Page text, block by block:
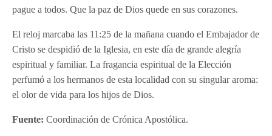
pague a todos. Que la paz de Dios quede en sus corazones.
El reloj marcaba las 11:25 de la mañana cuando el Embajador de
Cristo se despidió de la Iglesia, en este día de grande alegría
espiritual y familiar. La fragancia espiritual de la Elección
perfumó a los hermanos de esta localidad con su singular aroma:
el olor de vida para los hijos de Dios.
Fuente:Coordinación de Crónica Apostólica.